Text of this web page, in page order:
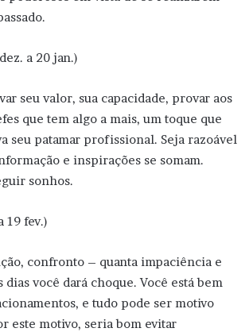
a 20 jan.)
seu valor, sua capacidade, provar aos
que tem algo a mais, um toque que
seu patamar profissional. Seja razoável
e inspirações se somam.
sonhos.
19 fev.)
confronto – quanta impaciência e
dias você dará choque. Você está bem
e tudo pode ser motivo
este motivo, seria bom evitar